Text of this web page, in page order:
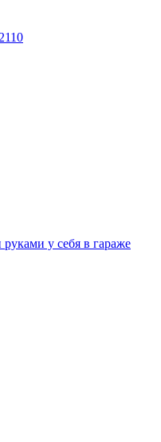
у себя в гараже